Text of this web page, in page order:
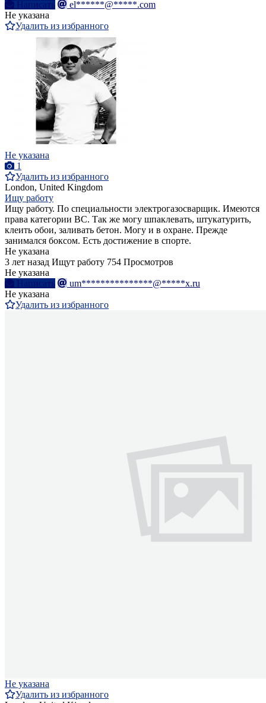
Написать
el******@*****.com
Не указана
Удалить из избранного
Не указана
1
Удалить из избранного
London, United Kingdom
Ищу работу
Ищу работу. По специальности электрогазосварщик. Имеются
права категории ВС. Так же могу шпаклевать, штукатурить,
клеить обои, заливать бетон. Могу и в охране. Прежде
занимался боксом. Есть достижение в спорте.
Не указана
3 лет назад Ищут работу 754 Просмотров
Не указана
Написать
um***************@*****x.ru
Не указана
Удалить из избранного
Не указана
Удалить из избранного